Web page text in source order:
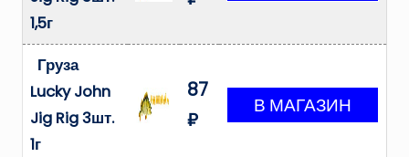
1,5г
Груза
Lucky John
Jig Rig 3шт.
1г
87
₽